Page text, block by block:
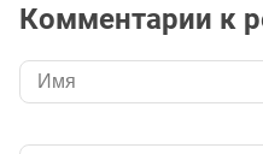
Комментарии к